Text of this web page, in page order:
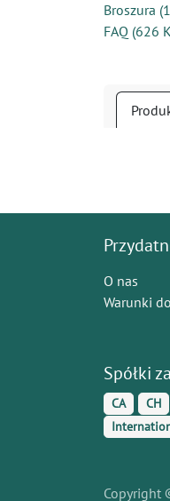
Broszura (
FAQ (626
O nas
Warunki
Spółki
CA CH
Copyright